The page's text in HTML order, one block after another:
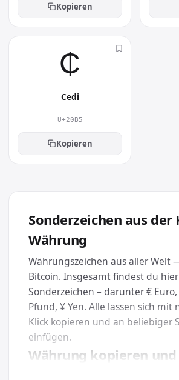
Kopieren
₵︎
Cedi
U+20B5
Kopieren
Sonderzeichen aus
Währung
Währungszeichen aus aller Welt
Bitcoin. Insgesamt findest du hier
Sonderzeichen – darunter € Euro,
Pfund, ¥ Yen. Alle lassen sich mit
Klick kopieren und an beliebiger
einfügen.
Währung kopieren